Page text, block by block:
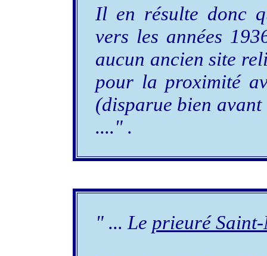
Il en résulte donc
vers les années
aucun ancien site
pour la proximité
(disparue bien
...." .
" ... Le prieuré